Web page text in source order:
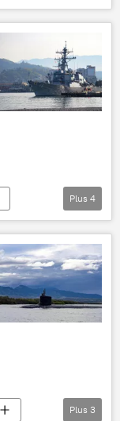
Plus 4
Plus 3